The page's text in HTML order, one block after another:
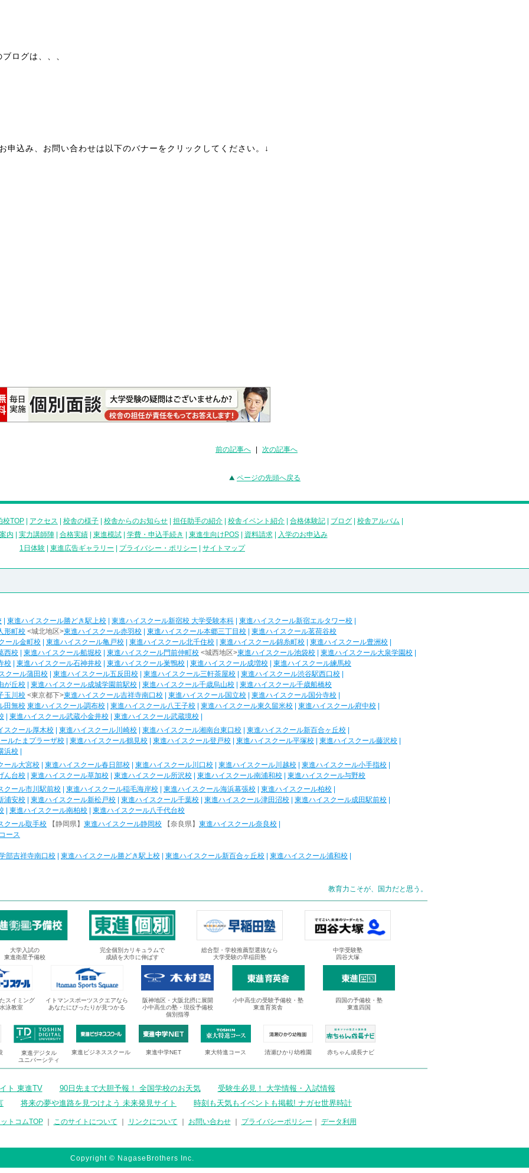
ログは、、、
申込み、お問い合わせは以下のバナーをクリックしてください。↓
前の記事へ 次の記事へ
ページの先頭へ戻る
校TOP アクセス 校舎の様子 校舎からのお知らせ 担任助手の紹介 校舎イベント紹介 合格体験記 ブログ 校舎アルバム
内
実力講師陣| 合格実績| 東進模試| 学費・申込手続き 東進生向けPOS| 資料請求|
入学のお申込み
1日体験
東進広告ギャラリー プライバシー・ポリシー サイトマップ
東進ハイスクール勝どき駅上校 東進ハイスクール新宿校 大学受験本科 東進ハイスクール新宿エルタワー校
形町校 <城北地区>東進ハイスクール赤羽校 東進ハイスクール本郷三丁目校
東進ハイスクール茗荷谷校
ール金町校
東進ハイスクール亀戸校 東進ハイスクール北千住校 東進ハイスクール錦糸町校 東進ハイスクール豊洲校
西校
東進ハイスクール船堀校 東進ハイスクール門前仲町校 <城西地区>東進ハイスクール池袋校 東進ハイスクール大泉学園校
校
東進ハイスクール石神井校 東進ハイスクール巣鴨校 東進ハイスクール成増校
東進ハイスクール練馬校
クール蒲田校
東進ハイスクール五反田校 東進ハイスクール三軒茶屋校 東進ハイスクール渋谷駅西口校
が丘校
東進ハイスクール成城学園前駅校 東進ハイスクール千歳烏山校
東進ハイスクール千歳船橋校
玉川校 <東京都下>東進ハイスクール吉祥寺南口校 東進ハイスクール国立校 東進ハイスクール国分寺校
田無校 東進ハイスクール調布校 東進ハイスクール八王子校 東進ハイスクール東久留米校 東進ハイスクール府中校
東進ハイスクール武蔵小金井校 東進ハイスクール武蔵境校
スクール厚木校
東進ハイスクール川崎校 東進ハイスクール湘南台東口校 東進ハイスクール新百合ヶ丘校
ルたまプラーザ校
東進ハイスクール鶴見校 東進ハイスクール登戸校 東進ハイスクール平塚校 東進ハイスクール藤沢校
浜校
ール大宮校
東進ハイスクール春日部校 東進ハイスクール川口校 東進ハイスクール川越校 東進ハイスクール小手指校
ん台校
東進ハイスクール草加校 東進ハイスクール所沢校 東進ハイスクール南浦和校
東進ハイスクール与野校
クール市川駅前校
東進ハイスクール稲毛海岸校 東進ハイスクール海浜幕張校 東進ハイスクール柏校
浦安校
東進ハイスクール新松戸校 東進ハイスクール千葉校 東進ハイスクール津田沼校 東進ハイスクール成田駅前校
東進ハイスクール南柏校
東進ハイスクール八千代台校
クール取手校
【静岡県】 東進ハイスクール静岡校 【奈良県】 東進ハイスクール奈良校
ース
部吉祥寺南口校 東進ハイスクール勝どき駅上校 東進ハイスクール新百合ヶ丘校 東進ハイスクール浦和校
教育力こそが、国力だと思う。
大学入試の
東進衛星予備校
完全個別カリキュラムで
成績を大巾に伸ばす
総合型・学校推薦型選抜なら
大学受験の早稲田塾
中学受験塾
四谷大塚
スイミング
泳教室
イトマンスポーツスクエアなら
あなたにぴったりが見つかる
阪神地区・大阪北摂に展開
小中高生の塾・現役予備校
個別指導
小中高生の受験予備校・塾
東進育英舎
四国の予備校・塾
東進四国
東進デジタル
ユニバーシティ
東進ビジネススクール 東進中学NET 東大特進コース 清瀬ひかり幼稚園 赤ちゃん成長ナビ
ト 東進TV 90日先まで大胆予報！ 全国学校のお天気
受験生必見！ 大学情報・入試情報
将来の夢や進路を見つけよう 未来発見サイト 時刻も天気もイベントも掲載! ナガセ世界時計
トコムTOP｜ このサイトについて リンクについて お問い合わせ｜ プライバシーポリシー データ利用
Copyright © NagaseBrothers Inc.